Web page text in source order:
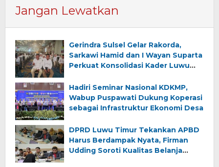
Jangan Lewatkan
Gerindra Sulsel Gelar Rakorda,
Sarkawi Hamid dan I Wayan Suparta
Perkuat Konsolidasi Kader Luwu
Hadiri Seminar Nasional KDKMP,
Wabup Puspawati Dukung Koperasi
sebagai Infrastruktur Ekonomi Desa
DPRD Luwu Timur Tekankan APBD
Harus Berdampak Nyata, Firman
Udding Soroti Kualitas Belanja